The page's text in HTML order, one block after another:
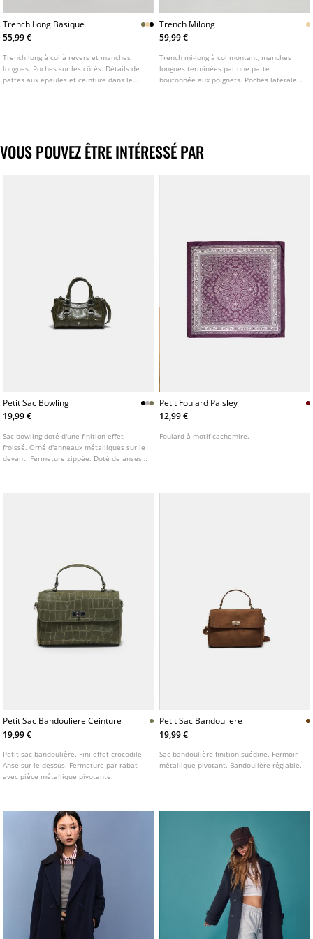
Trench Long Basique
55,99 €
Trench long à col à revers et manches
longues. Poches sur les côtés. Détails de
pattes aux épaules et ceinture dans le
Trench Milong
59,99 €
Trench mi-long à col montant, manches
longues terminées par une patte
boutonnée aux poignets. Poches latérales.
VOUS POUVEZ ÊTRE INTÉRESSÉ PAR
Petit Sac Bowling
19,99 €
Sac bowling doté d'une finition effet
froissé. Orné d'anneaux métalliques sur le
devant. Fermeture zippée. Doté de anses
Petit Foulard Paisley
12,99 €
Foulard à motif cachemire.
Petit Sac Bandouliere Ceinture
19,99 €
Petit sac bandoulière. Fini effet crocodile.
Anse sur le dessus. Fermeture par rabat
avec pièce métallique pivotante.
Petit Sac Bandouliere
19,99 €
Sac bandoulière finition suédine. Fermoir
métallique pivotant. Bandoulière réglable.